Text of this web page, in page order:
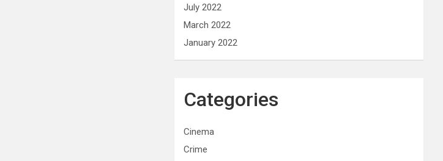
July 2022
March 2022
January 2022
Categories
Cinema
Crime